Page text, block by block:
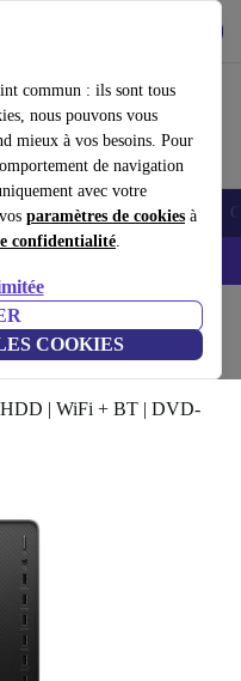
commun : ils sont tous
nous pouvons vous
mieux à vos besoins. Pour
de navigation
avec votre
paramètres de cookies à
confidentialité.
COOKIES
connectées Accessoires
IPHONEDEAL -
Ordinateurs de bureau HP
HDD | WiFi + BT | DVD-